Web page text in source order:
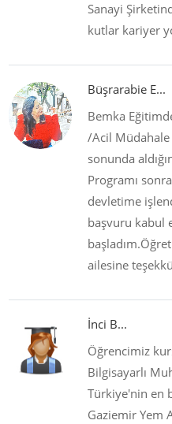
Sanayi
kutlar kariyer
Büşrarabie E...
Bemka
/Acil Müdahale
sonunda
Programı
devletime
başvuru kabul
ailesine
İnci B...
Öğrencimiz
Bilgisayarlı
Türkiye'nin en
Gaziemir Yem